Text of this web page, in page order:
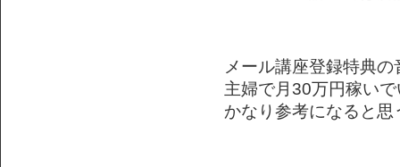
メール講座登録特典
主婦で月30万円稼い
かなり参考になると思